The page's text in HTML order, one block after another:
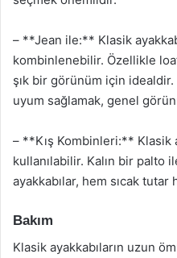
– **Jean ile:** Klasik
kombinlenebilir. Özellikle
şık bir görünüm için
uyum sağlamak, genel
– **Kış Kombinleri:** Klasik
kullanılabilir. Kalın bir palto
ayakkabılar, hem sıcak
Bakım
Klasik ayakkabıların uzun